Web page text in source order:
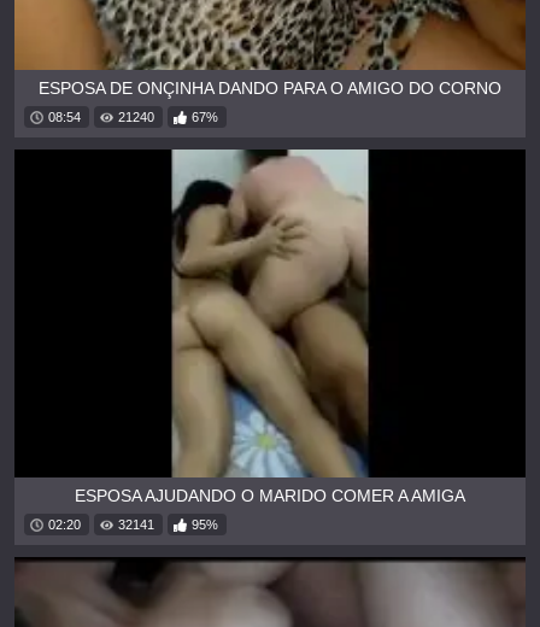
ESPOSA DE ONÇINHA DANDO PARA O AMIGO DO CORNO
08:54 21240 67%
ESPOSA AJUDANDO O MARIDO COMER A AMIGA
02:20 32141 95%